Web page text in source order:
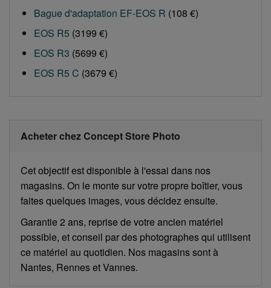
Bague d'adaptation EF-EOS R (108 €)
EOS R5 (3199 €)
EOS R3 (5699 €)
EOS R5 C (3679 €)
Acheter chez Concept Store Photo
Cet objectif est disponible à l'essai dans nos
magasins. On le monte sur votre propre boîtier, vous
faites quelques images, vous décidez ensuite.
Garantie 2 ans, reprise de votre ancien matériel
possible, et conseil par des photographes qui utilisent
ce matériel au quotidien. Nos magasins sont à
Nantes, Rennes et Vannes.